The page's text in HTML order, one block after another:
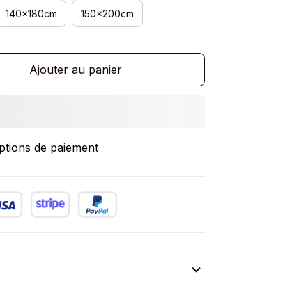
140x180cm 150x200cm
Ajouter au panier
de paiement